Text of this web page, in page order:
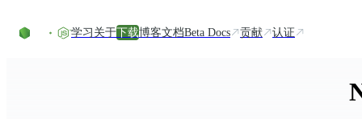
学习 关于下载博客文档Beta Docs 贡献 认证